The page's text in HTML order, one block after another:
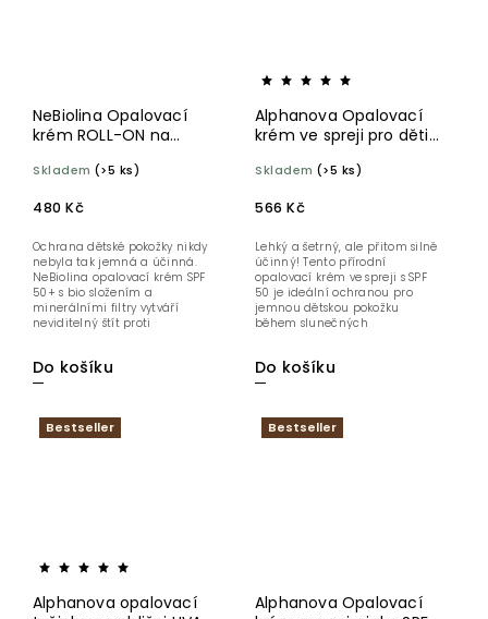
NeBiolina Opalovací
krém ROLL-ON na
BIO
Skladem (>5 ks)
480 Kč
Do košíku
Ochrana dětské pokožky nikdy
nebyla tak jemná a účinná.
NeBiolina opalovací krém SPF
50+ s bio složením a
minerálními filtry vytváří
neviditelný štít proti
Alphanova Opalovací
krém ve spreji pro děti
Skladem (>5 ks)
566 Kč
Do košíku
Lehký a šetrný, ale přitom silně
účinný! Tento přírodní
opalovací krém ve spreji s SPF
50 je ideální ochranou pro
jemnou dětskou pokožku
během slunečných
Bestseller
Alphanova opalovací
Bestseller
Alphanova Opalovací